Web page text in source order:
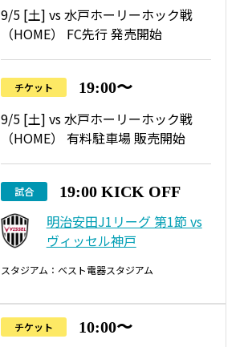
9/5 [土] vs 水戸ホーリーホック戦
（HOME） FC先行 発売開始
チケット 19:00〜
9/5 [土] vs 水戸ホーリーホック戦
（HOME） 有料駐車場 販売開始
試合 19:00 KICK OFF
明治安田J1リーグ 第1節 vs
ヴィッセル神戸
スタジアム：ベスト電器スタジアム
チケット 10:00〜